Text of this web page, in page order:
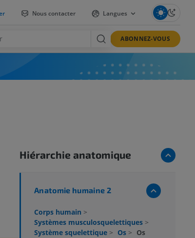
Nous contacter Langues
ABONNEZ-VOUS
Hiérarchie anatomique
Anatomie humaine 2
Corps humain >
Systèmes musculosquelettiques >
Système squelettique > Os > Os